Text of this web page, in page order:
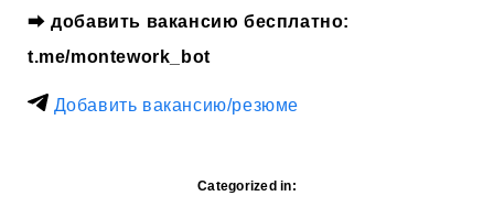
⮕добавить вакансию бесплатно:
t.me/montework_bot
Добавить вакансию/резюме
Categorized in: